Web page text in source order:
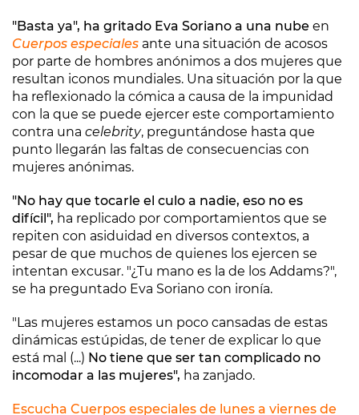
"Basta ya", ha gritado Eva Soriano a una nube en
Cuerpos especiales ante una situación de acosos
por parte de hombres anónimos a dos mujeres que
resultan iconos mundiales. Una situación por la que
ha reflexionado la cómica a causa de la impunidad
con la que se puede ejercer este comportamiento
contra una celebrity, preguntándose hasta que
punto llegarán las faltas de consecuencias con
mujeres anónimas.
"No hay que tocarle el culo a nadie, eso no es
difícil", ha replicado por comportamientos que se
repiten con asiduidad en diversos contextos, a
pesar de que muchos de quienes los ejercen se
intentan excusar. "¿Tu mano es la de los Addams?",
se ha preguntado Eva Soriano con ironía.
"Las mujeres estamos un poco cansadas de estas
dinámicas estúpidas, de tener de explicar lo que
está mal (...) No tiene que ser tan complicado no
incomodar a las mujeres", ha zanjado.
Escucha Cuerpos especiales de lunes a viernes de